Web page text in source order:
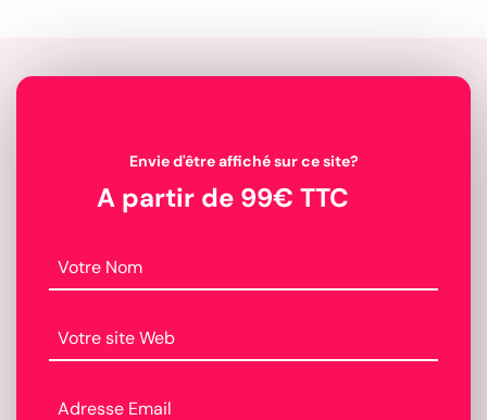
Envie d'être affiché sur ce site?
A partir de 99€ TTC